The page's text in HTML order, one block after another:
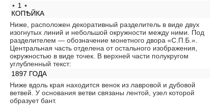
⋆ 1 ⋆
КОПѢЙКА
Ниже, расположен декоративный разделитель в виде двух
изогнутых линий и небольшой окружности между ними. Под
разделителем — обозначение монетного двора «С.П.Б.».
Центральная часть отделена от остального изображения,
окружностью в виде точек. В верхней части полукругом
углубленный текст:
1897 ГОДА
Ниже вдоль края находится венок из лавровой и дубовой
ветвей. У основания ветви связаны лентой, узел которой
образует бант.